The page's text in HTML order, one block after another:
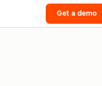
Get a demo